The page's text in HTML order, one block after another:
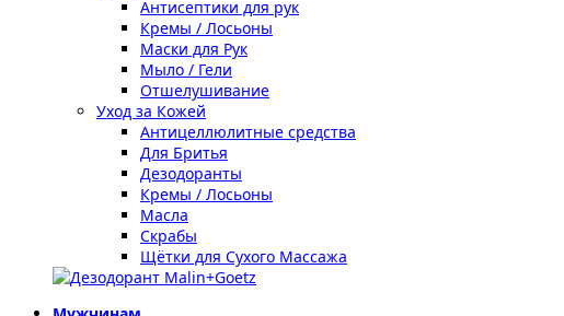
Антисептики для рук
Кремы / Лосьоны
Маски для Рук
Мыло / Гели
Отшелушивание
Уход за Кожей
Антицеллюлитные средства
Для Бритья
Дезодоранты
Кремы / Лосьоны
Масла
Скрабы
Щётки для Сухого Массажа